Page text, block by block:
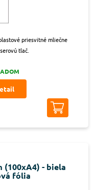
priesvitné mliečne
tlač.
(100xA4) - biela
fólia